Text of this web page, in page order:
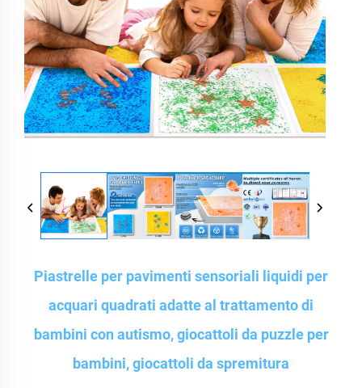
Piastrelle per pavimenti sensoriali liquidi per
acquari quadrati adatte al trattamento di
bambini con autismo, giocattoli da puzzle per
bambini, giocattoli da spremitura